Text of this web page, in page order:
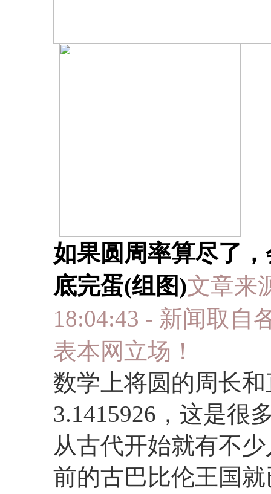
如果圆周率算尽了
底完蛋(组图)文章来
18:04:43 - 新闻取自
表本网立场！
数学上将圆的周长
3.1415926，这是很
从古代开始就有不
前的古巴比伦王国